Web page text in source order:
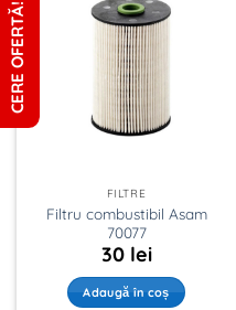
FILTRE
Filtru combustibil Asam
70077
30 lei
Adaugă în coș
CERE OFERTĂ!